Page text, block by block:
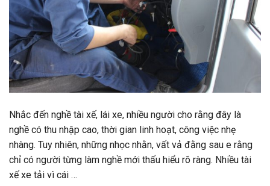
Nhắc đến nghề tài xế, lái xe, nhiều người cho rằng đây là
nghề có thu nhập cao, thời gian linh hoạt, công việc nhẹ
nhàng. Tuy nhiên, những nhọc nhằn, vất vả đằng sau e rằng
chỉ có người từng làm nghề mới thấu hiểu rõ ràng. Nhiều tài
xế xe tải vì cái …